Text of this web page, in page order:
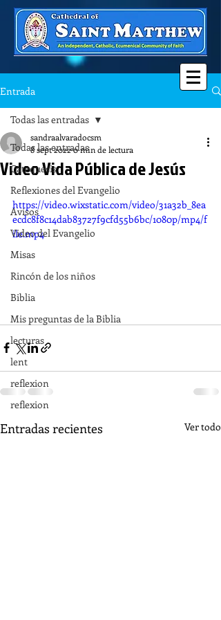
Entrada
Todas las entradas
Catequesis
Reflexiones del Evangelio
Avisos
Video del Evangelio
Misas
Rincón de los niños
Biblia
Mis preguntas de la Biblia
lecturas
lent
reflexion
reflexion
Todas las entradas
Video Vida Pública de Jesús
sandraalvaradocsm
8 sept 20220 min de lectura
https://video.wixstatic.com/video/31a32b_8ea
ecdc8f8c14dab83727f9cfd55b6bc/1080p/mp4/f
ile.mp4
Entradas recientes Ver todo